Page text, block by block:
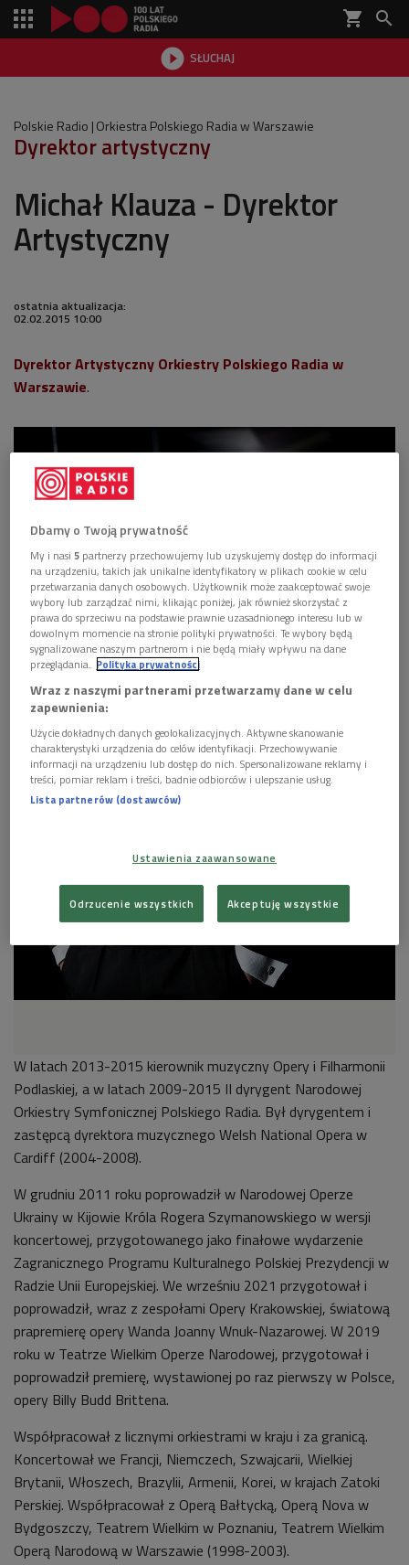
shopping_cart 
 SŁUCHAJ

Polskie Radio Orkiestra Polskiego Radia w Warszawie
Dyrektor artystyczny
Michał Klauza - Dyrektor
Artystyczny
ostatnia aktualizacja:
02.02.2015 10:00
Dyrektor Artystyczny Orkiestry Polskiego Radia w
Warszawie.
W latach 2013-2015 kierownik muzyczny Opery i Filharmonii
Podlaskiej, a w latach 2009-2015 II dyrygent Narodowej
Orkiestry Symfonicznej Polskiego Radia. Był dyrygentem i
zastępcą dyrektora muzycznego Welsh National Opera w
Cardiff (2004-2008).
W grudniu 2011 roku poprowadził w Narodowej Operze
Ukrainy w Kijowie Króla Rogera Szymanowskiego w wersji
koncertowej, przygotowanego jako finałowe wydarzenie
Zagranicznego Programu Kulturalnego Polskiej Prezydencji w
Radzie Unii Europejskiej. We wrześniu 2021 przygotował i
poprowadził, wraz z zespołami Opery Krakowskiej, światową
prapremierę opery Wanda Joanny Wnuk-Nazarowej. W 2019
roku w Teatrze Wielkim Operze Narodowej, przygotował i
poprowadził premierę, wystawionej po raz pierwszy w Polsce,
opery Billy Budd Brittena.
Współpracował z licznymi orkiestrami w kraju i za granicą.
Koncertował we Francji, Niemczech, Szwajcarii, Wielkiej
Brytanii, Włoszech, Brazylii, Armenii, Korei, w krajach Zatoki
Perskiej. Współpracował z Operą Bałtycką, Operą Nova w
Bydgoszczy, Teatrem Wielkim w Poznaniu, Teatrem Wielkim
Operą Narodową w Warszawie (1998-2003).
Dbamy o Twoją prywatność
My i nasi5 partnerzy przechowujemy lub uzyskujemy dostęp do informacji
na urządzeniu, takich jak unikalne identyfikatory w plikach cookie w celu
przetwarzania danych osobowych. Użytkownik może zaakceptować swoje
wybory lub zarządzać nimi, klikając poniżej, jak również skorzystać z
prawa do sprzeciwu na podstawie prawnie uzasadnionego interesu lub w
dowolnym momencie na stronie polityki prywatności. Te wybory będą
sygnalizowane naszym partnerom i nie będą miały wpływu na dane
przeglądania. Polityka prywatności
Wraz z naszymi partnerami przetwarzamy dane w celu
zapewnienia:
Użycie dokładnych danych geolokalizacyjnych. Aktywne skanowanie
charakterystyki urządzenia do celów identyfikacji. Przechowywanie
informacji na urządzeniu lub dostęp do nich. Spersonalizowane reklamy i
treści, pomiar reklam i treści, badnie odbiorców i ulepszanie usług.
Lista partnerów (dostawców)
Ustawienia zaawansowane
Odrzucenie wszystkich Akceptuję wszystkie